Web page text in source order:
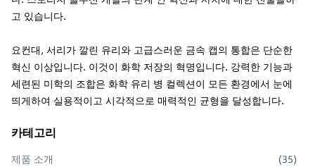
고 있습니다.
요컨대, 서리가 깔린 유리와 고급스러운 금속 캡의 통합은 단순한
혁신 이상입니다. 이것이 화학 저장의 혁명입니다. 강력한 기능과
세련된 미학의 조합은 화학 유리 병 컬렉션이 모든 환경에서 눈에
띄게하여 실용적이고 시각적으로 매력적인 균형을 달성합니다.
카테고리
제품 소개 (35)